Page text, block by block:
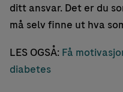
ditt ansvar. Det er du
må selv finne ut hva
LES OGSÅ: Få
diabetes